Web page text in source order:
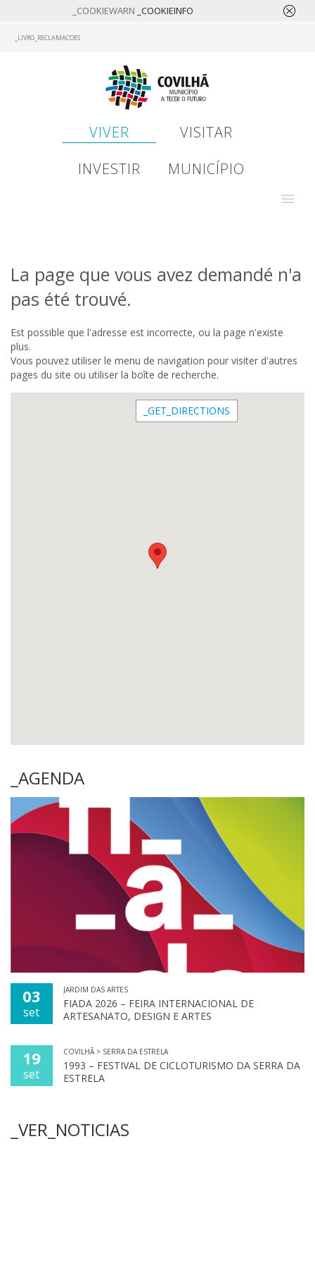
_COOKIEWARN _COOKIEINFO
_LIVRO_RECLAMACOES
VIVER
VISITAR
INVESTIR
MUNICÍPIO
La page que vous avez demandé n'a
pas été trouvé.
Est possible que l'adresse est incorrecte, ou la page n'existe
plus.
Vous pouvez utiliser le menu de navigation pour visiter d'autres
pages du site ou utiliser la boîte de recherche.
_GET_DIRECTIONS
_AGENDA
03
set
JARDIM DAS ARTES
FIADA 2026 – FEIRA INTERNACIONAL DE
ARTESANATO, DESIGN E ARTES
19
set
COVILHÃ > SERRA DA ESTRELA
1993 – FESTIVAL DE CICLOTURISMO DA SERRA DA
ESTRELA
_VER_NOTICIAS